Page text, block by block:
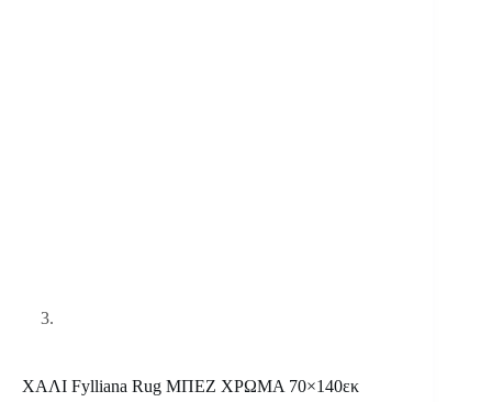
ΧΑΛΙ Fylliana Rug ΜΠΕΖ ΧΡΩΜΑ 70×140εκ